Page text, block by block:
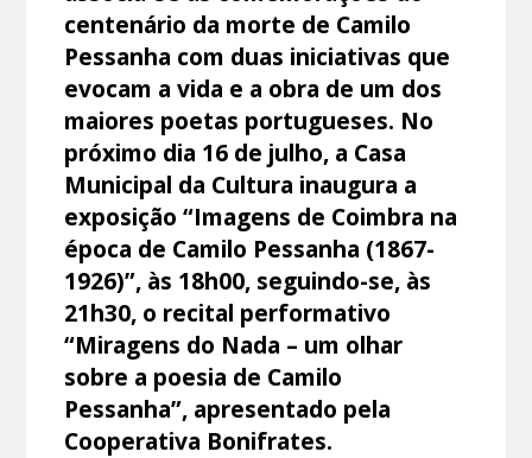
centenário da morte de Camilo
Pessanha com duas iniciativas que
evocam a vida e a obra de um dos
maiores poetas portugueses. No
próximo dia 16 de julho, a Casa
Municipal da Cultura inaugura a
exposição “Imagens de Coimbra na
época de Camilo Pessanha (1867-
1926)”, às 18h00, seguindo-se, às
21h30, o recital performativo
“Miragens do Nada – um olhar
sobre a poesia de Camilo
Pessanha”, apresentado pela
Cooperativa Bonifrates.